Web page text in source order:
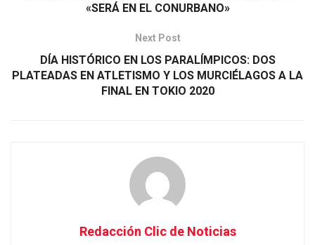
«SERÁ EN EL CONURBANO»
Next Post
DÍA HISTÓRICO EN LOS PARALÍMPICOS: DOS
PLATEADAS EN ATLETISMO Y LOS MURCIÉLAGOS A LA
FINAL EN TOKIO 2020
Redacción Clic de Noticias